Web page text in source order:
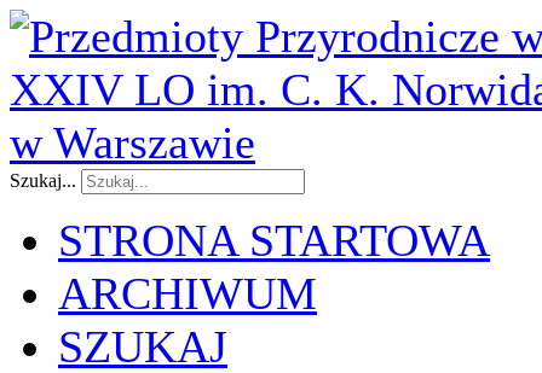
Szukaj...
STRONA STARTOWA
ARCHIWUM
SZUKAJ